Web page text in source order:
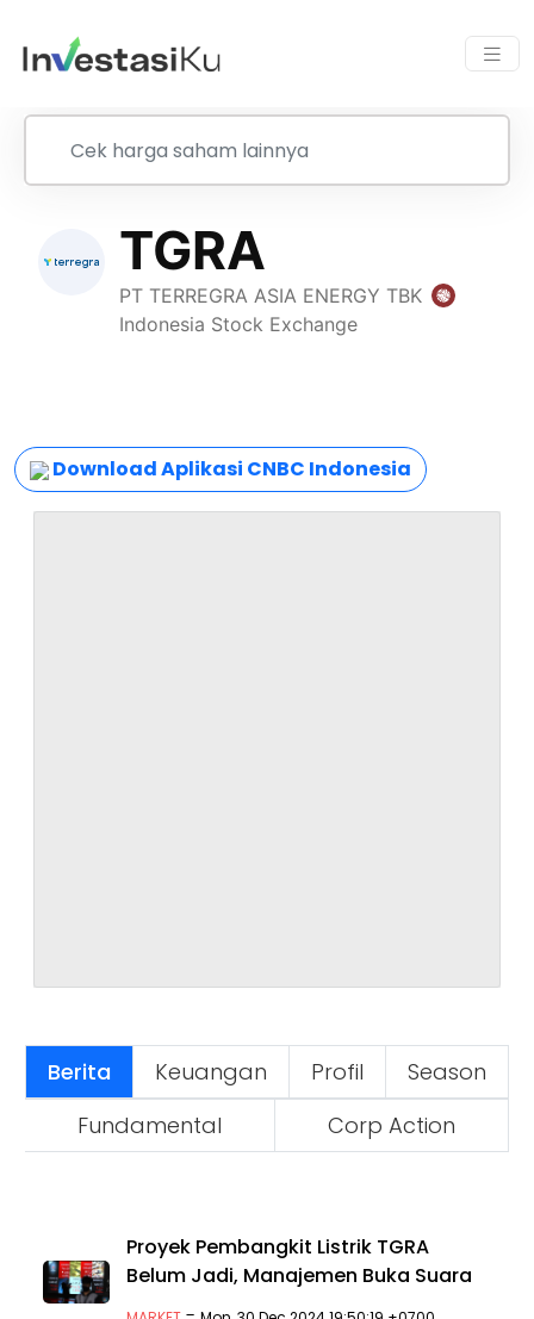
Download Aplikasi CNBC Indonesia
Berita Keuangan Profil
Season
Fundamental
Corp Action
Proyek Pembangkit Listrik TGRA
Belum Jadi, Manajemen Buka Suara